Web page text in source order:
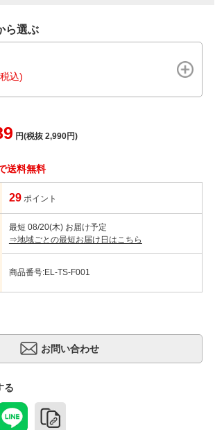
ら選ぶ
込)
円(税抜 2,990円)
送料無料
29 ポイント
最短 08/20(木) お届け予定
⇒地域ごとの最短お届け日はこちら
商品番号:EL-TS-F001
る